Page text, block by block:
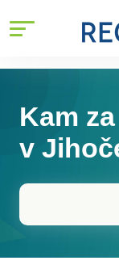
Kam za
v
Hledat